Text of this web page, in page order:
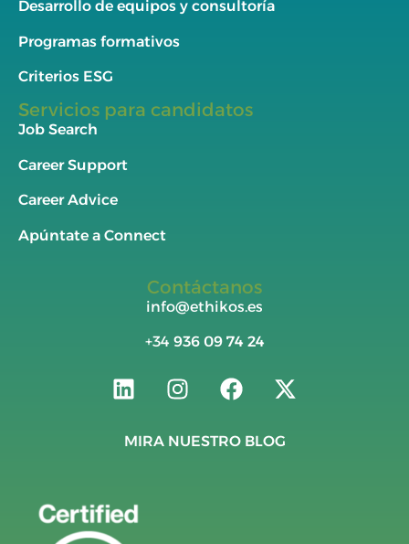
Desarrollo de equipos y consultoría
Programas formativos
Criterios ESG
Servicios para candidatos
Job Search
Career Support
Career Advice
Apúntate a Connect
Contáctanos
info@ethikos.es
+34 936 09 74 24
MIRA NUESTRO BLOG